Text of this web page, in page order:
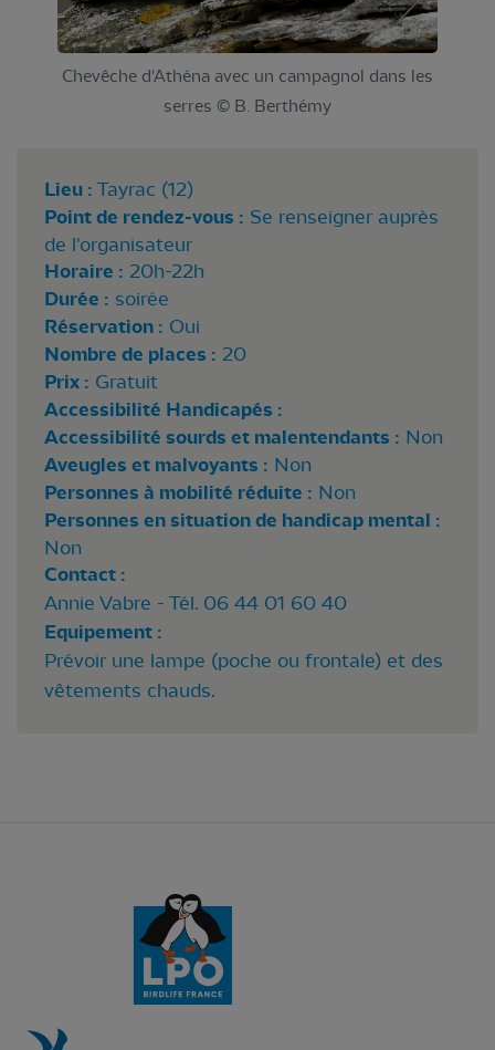
Chevêche d'Athéna avec un campagnol dans les
serres © B. Berthémy
Lieu : Tayrac (12)
Point de rendez-vous : Se renseigner auprès
de l'organisateur
Horaire : 20h-22h
Durée : soirée
Réservation : Oui
Nombre de places : 20
Prix : Gratuit
Accessibilité Handicapés :
Accessibilité sourds et malentendants : Non
Aveugles et malvoyants : Non
Personnes à mobilité réduite : Non
Personnes en situation de handicap mental :
Non
Contact :
Annie Vabre - Tél. 06 44 01 60 40
Equipement :
Prévoir une lampe (poche ou frontale) et des
vêtements chauds.